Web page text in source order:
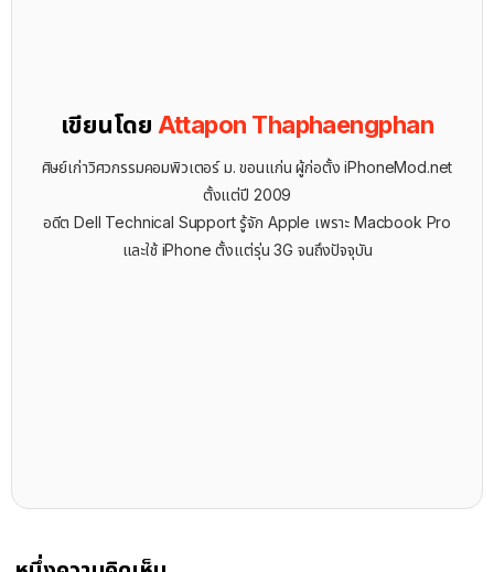
เขียนโดย Attapon Thaphaengphan
ศิษย์เก่าวิศวกรรมคอมพิวเตอร์ ม. ขอนแก่น ผู้ก่อตั้ง iPhoneMod.net
ตั้งแต่ปี 2009
อดีต Dell Technical Support รู้จัก ​Apple เพราะ Macbook Pro
และใช้ iPhone ตั้งแต่รุ่น 3G จนถึงปัจจุบัน